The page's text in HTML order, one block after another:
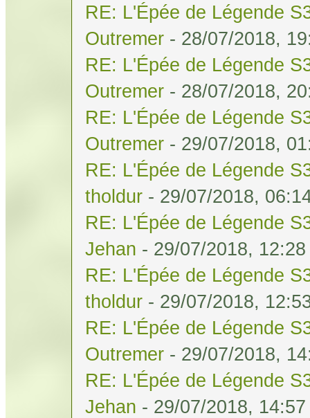
RE: L'Épée de Légende
Outremer - 28/07/2018,
RE: L'Épée de Légende
Outremer - 28/07/2018,
RE: L'Épée de Légende
Outremer - 29/07/2018,
RE: L'Épée de Légende
tholdur - 29/07/2018,
RE: L'Épée de Légende
Jehan - 29/07/2018, 12:28
RE: L'Épée de Légende
tholdur - 29/07/2018,
RE: L'Épée de Légende
Outremer - 29/07/2018,
RE: L'Épée de Légende
Jehan - 29/07/2018, 14:57